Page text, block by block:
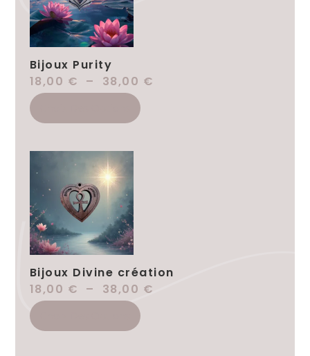
Bijoux Purity
18,00 € – 38,00 €
Bijoux Divine création
18,00 € – 38,00 €